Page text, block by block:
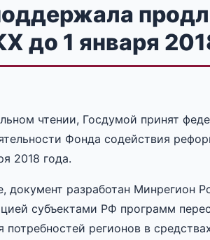
до 1 января
чтении, Госдумой принят
Фонда содействия
2018 года.
документ разработан Минрегион
субъектами РФ программ
потребностей регионов в